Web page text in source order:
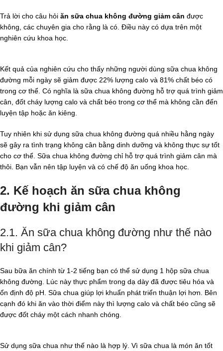
Trả lời cho câu hỏi ăn sữa chua không đường giảm cân được
không, các chuyên gia cho rằng là có. Điều này có dựa trên một
nghiên cứu khoa học.
Kết quả của nghiên cứu cho thấy những người dùng sữa chua không
đường mỗi ngày sẽ giảm được 22% lượng calo và 81% chất béo có
trong cơ thể. Có nghĩa là sữa chua không đường hỗ trợ quá trình giảm
cân, đốt cháy lượng calo và chất béo trong cơ thể mà không cần đến
luyện tập hoặc ăn kiêng.
Tuy nhiên khi sử dụng sữa chua không đường quá nhiều hằng ngày
sẽ gây ra tình trạng không cân bằng dinh dưỡng và không thực sự tốt
cho cơ thể. Sữa chua không đường chỉ hỗ trợ quá trình giảm cân mà
thôi. Bạn vẫn nên tập luyện và có chế độ ăn uống khoa học.
2. Kế hoạch ăn sữa chua không
đường khi giảm cân
2.1. Ăn sữa chua không đường như thế nào
khi giảm cân?
Sau bữa ăn chính từ 1-2 tiếng bạn có thể sử dụng 1 hộp sữa chua
không đường. Lúc này thực phẩm trong dạ dày đã được tiêu hóa và
ổn định độ pH. Sữa chua giúp lợi khuẩn phát triển thuận lợi hơn. Bên
cạnh đó khi ăn vào thời điểm này thì lượng calo và chất béo cũng sẽ
được đốt cháy một cách nhanh chóng.
Sử dụng sữa chua như thế nào là hợp lý. Vì sữa chua là món ăn tốt